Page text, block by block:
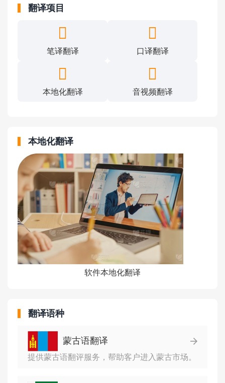
翻译项目
笔译翻译 口译翻译
本地化翻译 音视频翻译
本地化翻译
软件本地化翻译
翻译语种
蒙古语翻译
提供蒙古语翻评服务，帮助客户进入蒙古市场。